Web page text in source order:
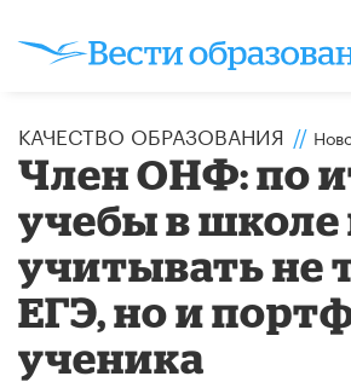
КАЧЕСТВО ОБРАЗОВАНИЯ //
Член ОНФ: по
учебы в
учитывать не
ЕГЭ, но и
ученика